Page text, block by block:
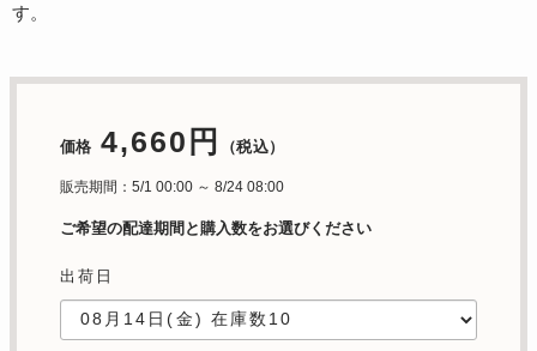
す。
価格 4,660円 （税込）
販売期間：5/1 00:00 ～ 8/24 08:00
ご希望の配達期間と購入数をお選びください
出荷日